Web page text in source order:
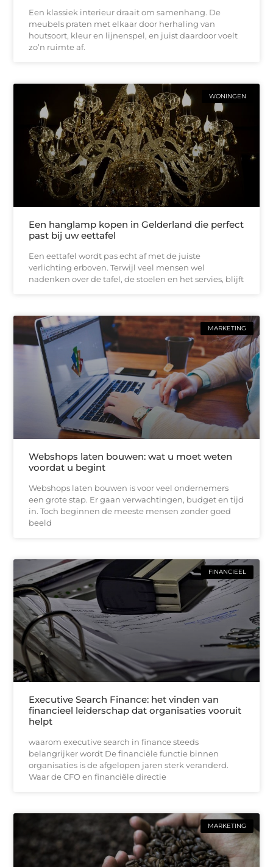
Een klassiek interieur draait om samenhang. De
meubels praten met elkaar door herhaling van
houtsoort, kleur en lijnenspel, en juist daardoor voelt
zo’n ruimte af.
WONINGEN
Een hanglamp kopen in Gelderland die perfect
past bij uw eettafel
Een eettafel wordt pas echt af met de juiste
verlichting erboven. Terwijl veel mensen wel
nadenken over de tafel, de stoelen en het servies, blijft
MARKETING
Webshops laten bouwen: wat u moet weten
voordat u begint
Webshops laten bouwen is voor veel ondernemers
een grote stap. Er gaan verwachtingen, budget en tijd
in. Toch beginnen de meeste mensen zonder goed
beeld
FINANCIEEL
Executive Search Finance: het vinden van
financieel leiderschap dat organisaties vooruit
helpt
waarom executive search in finance steeds
belangrijker wordt De financiële functie binnen
organisaties is de afgelopen jaren sterk veranderd.
Waar de CFO en financiële directie
MARKETING